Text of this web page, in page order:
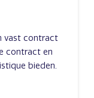
vast contract
contract en
bieden.